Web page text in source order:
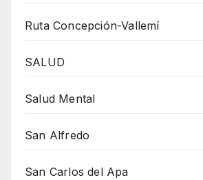
Ruta Concepción-Vallemí
SALUD
Salud Mental
San Alfredo
San Carlos del Apa